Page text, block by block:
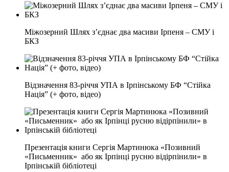
Міжозерний Шлях з’єднає два масиви Ірпеня – СМУ і
БКЗ
Відзначення 83-річчя УПА в Ірпінському БФ “Стійка
Нація” (+ фото, відео)
Презентація книги Сергія Мартинюка «Позивний
«Письменник» або як Ірпінці русню відірпінили» в
Ірпінській бібліотеці